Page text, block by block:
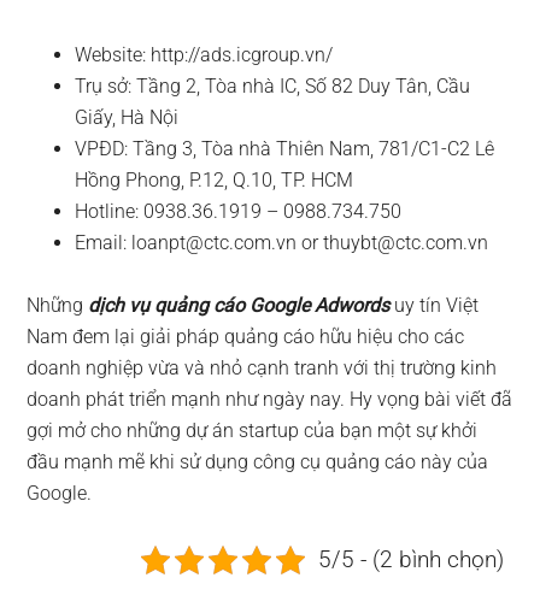
Website: http://ads.icgroup.vn/
Trụ sở: Tầng 2, Tòa nhà IC, Số 82 Duy Tân, Cầu
Giấy, Hà Nội
VPĐD: Tầng 3, Tòa nhà Thiên Nam, 781/C1-C2 Lê
Hồng Phong, P.12, Q.10, TP. HCM
Hotline: 0938.36.1919 – 0988.734.750
Email: loanpt@ctc.com.vn orthuybt@ctc.com.vn
Những dịch vụ quảng cáo Google Adwordsuy tín Việt
Nam đem lại giải pháp quảng cáo hữu hiệu cho các
doanh nghiệp vừa và nhỏ cạnh tranh với thị trường kinh
doanh phát triển mạnh như ngày nay. Hy vọng bài viết đã
gợi mở cho những dự án startup của bạn một sự khởi
đầu mạnh mẽ khi sử dụng công cụ quảng cáo này của
Google.
5/5 - (2 bình chọn)